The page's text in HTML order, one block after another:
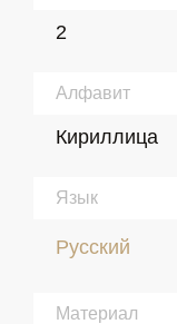
2
Алфавит
Кириллица
Язык
Русский
Материал